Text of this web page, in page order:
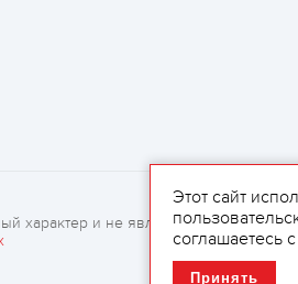
характер и не являются рекламой.
Этот сайт
соглашаетесь
Принять